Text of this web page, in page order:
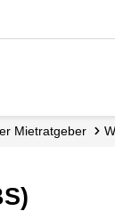
Mietratgeber